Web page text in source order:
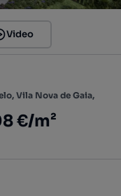
Video
Vila Nova de Gaia,
€/m²